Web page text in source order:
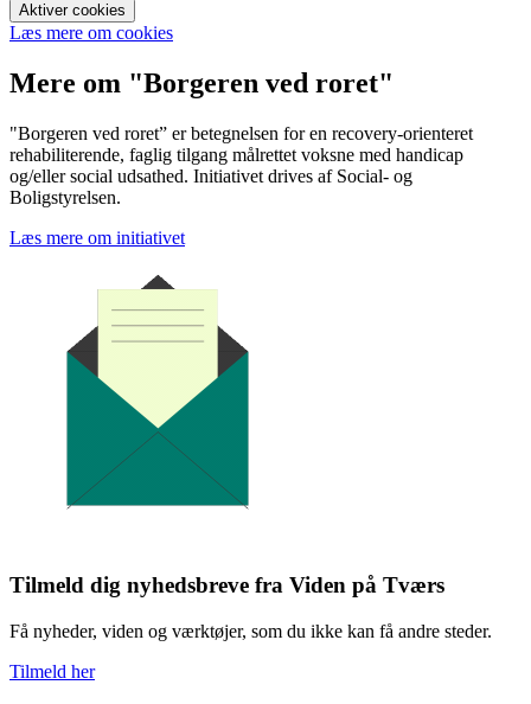
Aktiver cookies
Læs mere om cookies
Mere om "Borgeren ved roret"
"Borgeren ved roret” er betegnelsen for en recovery-orienteret
rehabiliterende, faglig tilgang målrettet voksne med handicap
og/eller social udsathed. Initiativet drives af Social- og
Boligstyrelsen.
Læs mere om initiativet
Tilmeld dig nyhedsbreve fra Viden på Tværs
Få nyheder, viden og værktøjer, som du ikke kan få andre steder.
Tilmeld her